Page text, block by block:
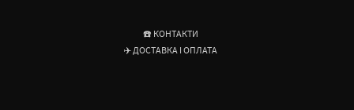
☎️ КОНТАКТИ
✈️ ДОСТАВКА І ОПЛАТА